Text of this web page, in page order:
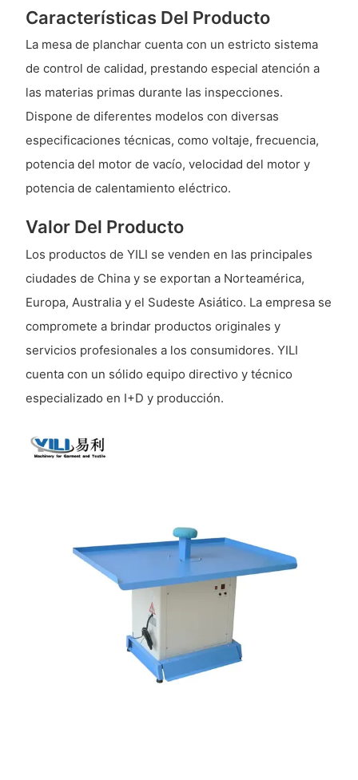
Características Del Producto
La mesa de planchar cuenta con un estricto sistema
de control de calidad, prestando especial atención a
las materias primas durante las inspecciones.
Dispone de diferentes modelos con diversas
especificaciones técnicas, como voltaje, frecuencia,
potencia del motor de vacío, velocidad del motor y
potencia de calentamiento eléctrico.
Valor Del Producto
Los productos de YILI se venden en las principales
ciudades de China y se exportan a Norteamérica,
Europa, Australia y el Sudeste Asiático. La empresa se
compromete a brindar productos originales y
servicios profesionales a los consumidores. YILI
cuenta con un sólido equipo directivo y técnico
especializado en I+D y producción.